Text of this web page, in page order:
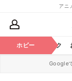
アニ
ホビー
鉄道 コミック
Google